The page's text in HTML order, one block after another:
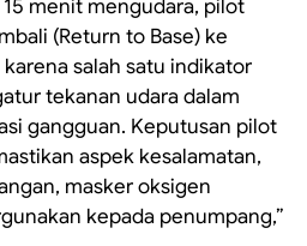
menit mengudara, pilot
(Return to Base) ke
salah satu indikator
tekanan udara dalam
gangguan. Keputusan pilot
aspek kesalamatan,
masker oksigen
kepada penumpang,”